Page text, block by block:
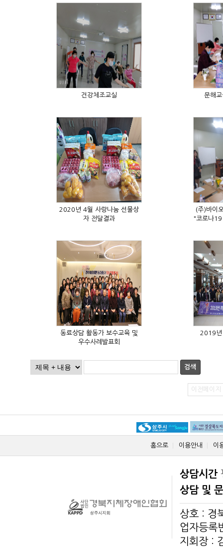
건강체조교실 문해
자 전달결과
우수사례발표회
2019년
검색
이전페이지
홈으로 이용안내 이
상담시간
상담 및
상호 : 경
업자등
지회장 :